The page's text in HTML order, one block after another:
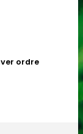
ordre